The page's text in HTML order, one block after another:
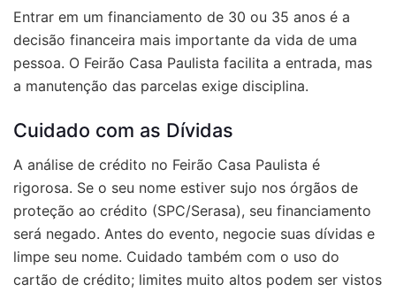
Entrar em um financiamento de 30 ou 35 anos é a
decisão financeira mais importante da vida de uma
pessoa. O Feirão Casa Paulista facilita a entrada, mas
a manutenção das parcelas exige disciplina.
Cuidado com as Dívidas
A análise de crédito no Feirão Casa Paulista é
rigorosa. Se o seu nome estiver sujo nos órgãos de
proteção ao crédito (SPC/Serasa), seu financiamento
será negado. Antes do evento, negocie suas dívidas e
limpe seu nome. Cuidado também com o uso do
cartão de crédito; limites muito altos podem ser vistos